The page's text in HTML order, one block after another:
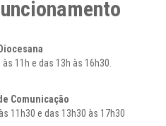
11h e das 13h às 16h30.
Comunicação
11h30 e das 13h30 às 17h30